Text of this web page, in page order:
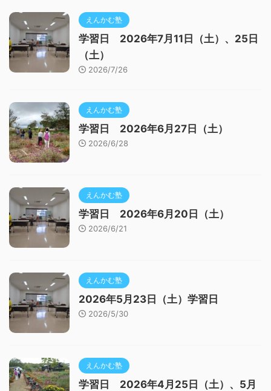
えんかむ塾
学習日 2026年7月11日（土）、25日
（土）
2026/7/26
えんかむ塾
学習日 2026年6月27日（土）
2026/6/28
えんかむ塾
学習日 2026年6月20日（土）
2026/6/21
えんかむ塾
2026年5月23日（土）学習日
2026/5/30
えんかむ塾
学習日 2026年4月25日（土）、5月